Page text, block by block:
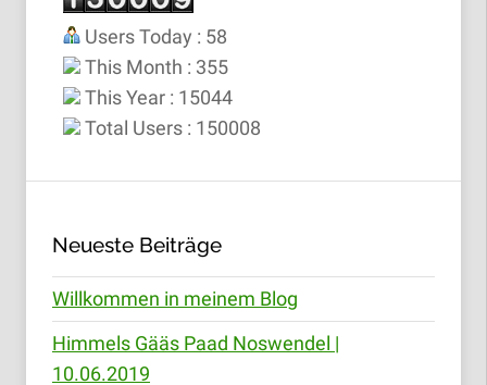
Users Today : 58
This Month : 355
This Year : 15044
Total Users : 150008
Neueste Beiträge
Willkommen in meinem Blog
Himmels Gääs Paad Noswendel |
10.06.2019